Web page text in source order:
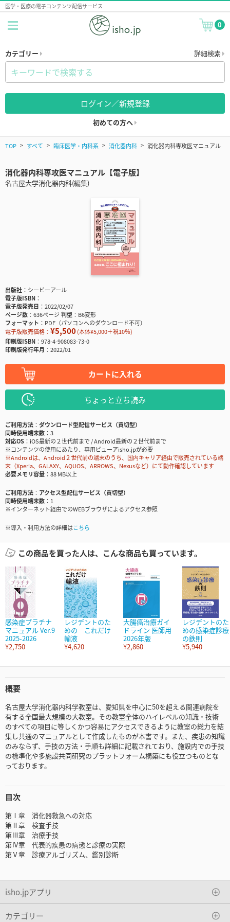
医学・医療の電子コンテンツ配信サービス
0
カテゴリー 詳細検索
ログイン／新規登録
初めての方へ
TOP すべて 臨床医学・内科系 消化器内科 消化器内科専攻医マニュアル
消化器内科専攻医マニュアル【電子版】
名古屋大学消化器内科(編集)
出版社
シービーアール
電子版ISBN
電子版発売日
2022/02/07
ページ数
636ページ判型
B6変形
フォーマット
PDF（パソコンへのダウンロード不可）
電子版販売価格： ¥5,500(本体¥5,000＋税10％)
印刷版ISBN
978-4-908083-73-0
印刷版発行年月
2022/01
カートに入れる
ちょっと立ち読み
ご利用方法
ダウンロード型配信サービス（買切型）
同時使用端末数
3
対応OS
iOS最新の２世代前まで / Android最新の２世代前まで
※コンテンツの使用にあたり、専用ビューアisho.jpが必要
※Androidは、Android２世代前の端末のうち、国内キャリア経由で販売されている端
末（Xperia、GALAXY、AQUOS、ARROWS、Nexusなど）にて動作確認しています
必要メモリ容量
88 MB以上
ご利用方法
アクセス型配信サービス（買切型）
同時使用端末数
1
※インターネット経由でのWEBブラウザによるアクセス参照
※導入・利用方法の詳細はこちら
この商品を買った人は、こんな商品も買っています。
感染症プラチナ
マニュアル Ver.9
2025-2026
¥2,750
レジデントのた
めの これだけ
輸液
¥4,620
大腸癌治療ガイ
ドライン 医師用
2026年版
¥2,860
レジデントのた
めの感染症診療
の鉄則
¥5,940
概要
名古屋大学消化器内科学教室は、愛知県を中心に50を超える関連病院を
有する全国最大規模の大教室。その教室全体のハイレベルの知識・技術
のすべての項目に等しくかつ容易にアクセスできるように教室の総力を結
集し共通のマニュアルとして作成したものが本書です。また、疾患の知識
のみならず、手技の方法・手順も詳細に記載されており、施設内での手技
の標準化や多施設共同研究のプラットフォーム構築にも役立つものとな
っております。
目次
第Ⅰ章 消化器救急への対応
第Ⅱ章 検査手技
第Ⅲ章 治療手技
第Ⅳ章 代表的疾患の病態と診療の実際
第Ⅴ章 診療アルゴリズム、鑑別診断
isho.jpアプリ
カテゴリー